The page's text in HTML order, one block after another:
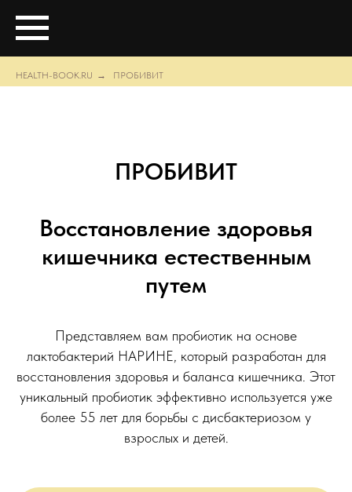
HEALTH-BOOK.RU → ПРОБИВИТ
ПРОБИВИТ
Восстановление здоровья
кишечника естественным
путем
Представляем вам пробиотик на основе
лактобактерий НАРИНЕ, который разработан для
восстановления здоровья и баланса кишечника. Этот
уникальный пробиотик эффективно используется уже
более 55 лет для борьбы с дисбактериозом у
взрослых и детей.